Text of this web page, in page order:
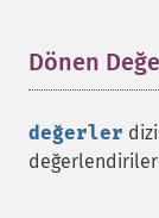
Dönen
değerler